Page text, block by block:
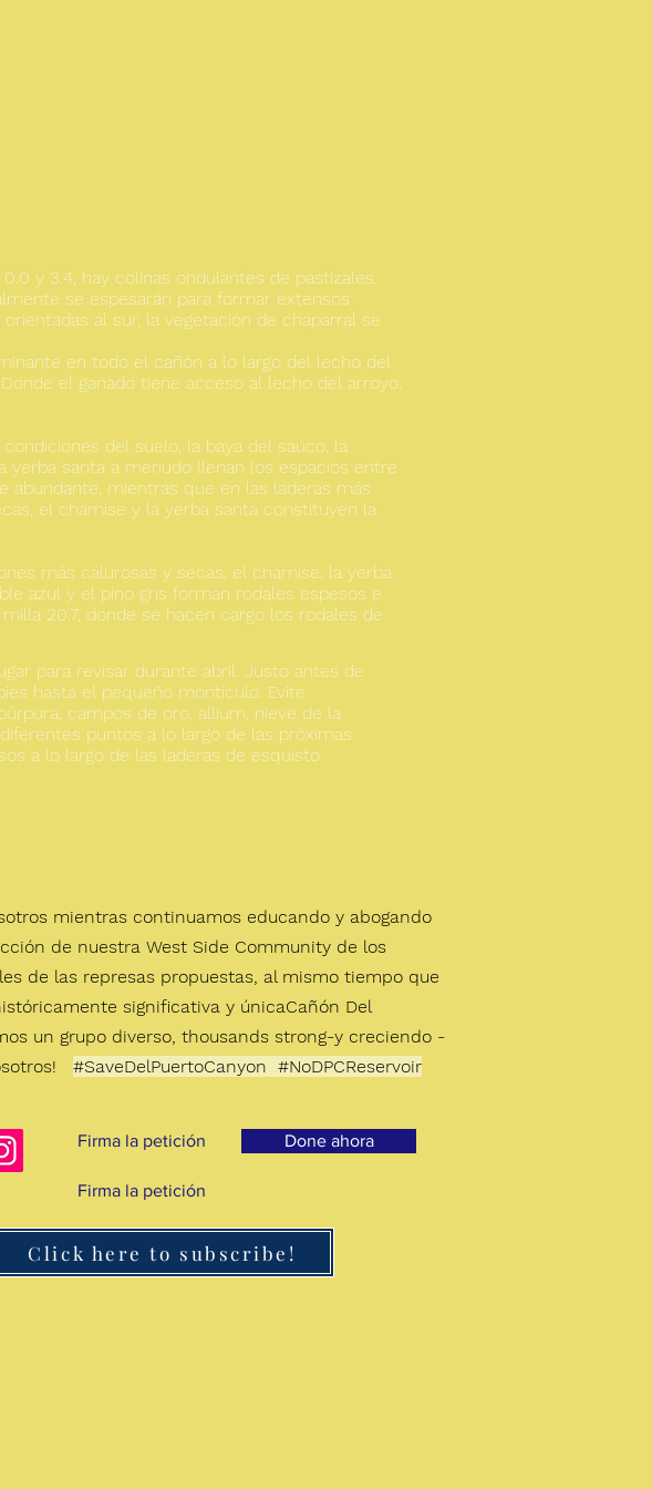
y 3.4, hay colinas ondulantes de pastizales.
se espesarán para formar extensos
al sur, la vegetación de chaparral se
en todo el cañón a lo largo del lecho del
el ganado tiene acceso al lecho del arroyo,
del suelo, la baya del saúco, la
yerba santa a menudo llenan los espacios entre
abundante, mientras que en las laderas más
el chamise y la yerba santa constituyen la
más calurosas y secas, el chamise, la yerba
azul y el pino gris forman rodales espesos e
20.7, donde se hacen cargo los rodales de
para revisar durante abril. Justo antes de
hasta el pequeño montículo. Evite
campos de oro, allium, nieve de la
puntos a lo largo de las próximas
a lo largo de las laderas de esquisto
mientras continuamos educando y abogando
de nuestra West Side Community de los
de las represas propuestas, al mismo tiempo que
significativa y únicaCañón Del
un grupo diverso, thousands strong-y creciendo -
#SaveDelPuertoCanyon #NoDPCReservoir
Firma la petición Done ahora
Firma la petición
Click here to subscribe!